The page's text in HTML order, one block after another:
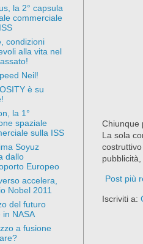
Chiunque
La sola
pubblicità,
Post più
Iscriviti a:
la 2° capsula
commerciale
condizioni
alla vita nel
Neil!
è su
la 1°
spaziale
sulla ISS
Soyuz
dallo
Europeo
accelera,
Nobel 2011
del futuro
in NASA
a fusione